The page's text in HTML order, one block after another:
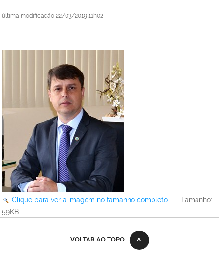
última modificação 22/03/2019 11h02
Clique para ver a imagem no tamanho completo… — Tamanho:
59KB
VOLTAR AO TOPO